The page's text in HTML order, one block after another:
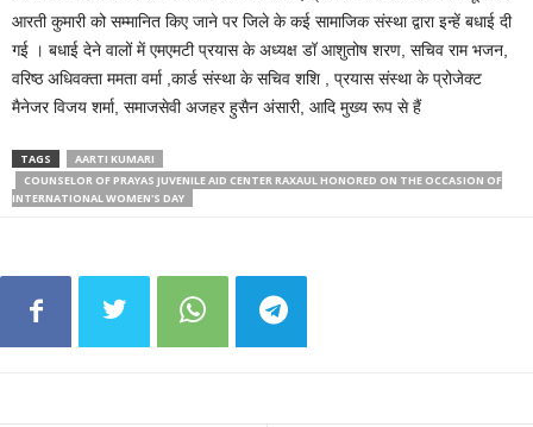
आरती कुमारी को सम्मानित किए जाने पर जिले के कई सामाजिक संस्था द्वारा इन्हें बधाई दी
गई । बधाई देने वालों में एमएमटी प्रयास के अध्यक्ष डॉ आशुतोष शरण, सचिव राम भजन,
वरिष्ठ अधिवक्ता ममता वर्मा ,कार्ड संस्था के सचिव शशि , प्रयास संस्था के प्रोजेक्ट
मैनेजर विजय शर्मा, समाजसेवी अजहर हुसैन अंसारी, आदि मुख्य रूप से हैं
TAGS
AARTI KUMARI
COUNSELOR OF PRAYAS JUVENILE AID CENTER RAXAUL HONORED ON THE OCCASION OF
INTERNATIONAL WOMEN'S DAY